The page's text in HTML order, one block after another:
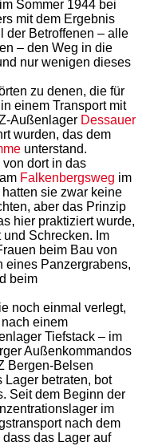
Sommer 1944 bei
mit dem Ergebnis
der Betroffenen – alle
– den Weg in die
nur wenigen dieses
zu denen, die für
einem Transport mit
Außenlager Dessauer
wurden, das dem
unterstand.
dort in das
Falkenbergsweg im
sie zwar keine
aber das Prinzip
hier praktiziert wurde,
Schrecken. Im
beim Bau von
eines Panzergrabens,
beim
noch einmal verlegt,
einem
Tiefstack – im
Außenkommandos
Bergen-Belsen
Lager betraten, bot
Seit dem Beginn der
im
nach dem
das Lager auf